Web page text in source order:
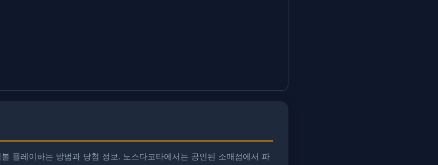
플레이하는 방법과 당첨 정보. ​노스다코타에서는 공인된 소매점에서 파